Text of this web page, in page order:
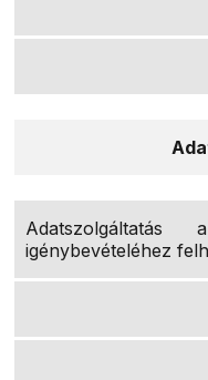
Adatszolgáltatás
igénybevételéhez